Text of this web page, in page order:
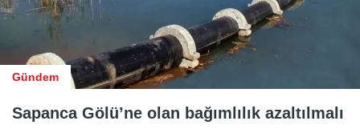
Gündem
Sapanca Gölü’ne olan bağımlılık azaltılmalı